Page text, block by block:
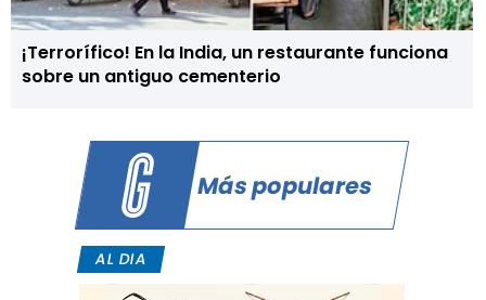
¡Terrorífico! En la India, un restaurante funciona
sobre un antiguo cementerio
Más populares
AL DIA